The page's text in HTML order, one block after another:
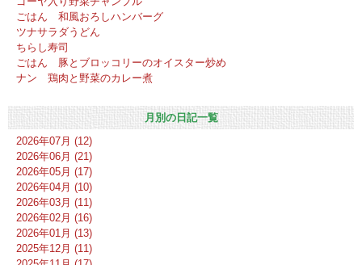
ごはん 和風おろしハンバーグ
ツナサラダうどん
ちらし寿司
ごはん 豚とブロッコリーのオイスター炒め
ナン 鶏肉と野菜のカレー煮
月別の日記一覧
2026年07月 (12)
2026年06月 (21)
2026年05月 (17)
2026年04月 (10)
2026年03月 (11)
2026年02月 (16)
2026年01月 (13)
2025年12月 (11)